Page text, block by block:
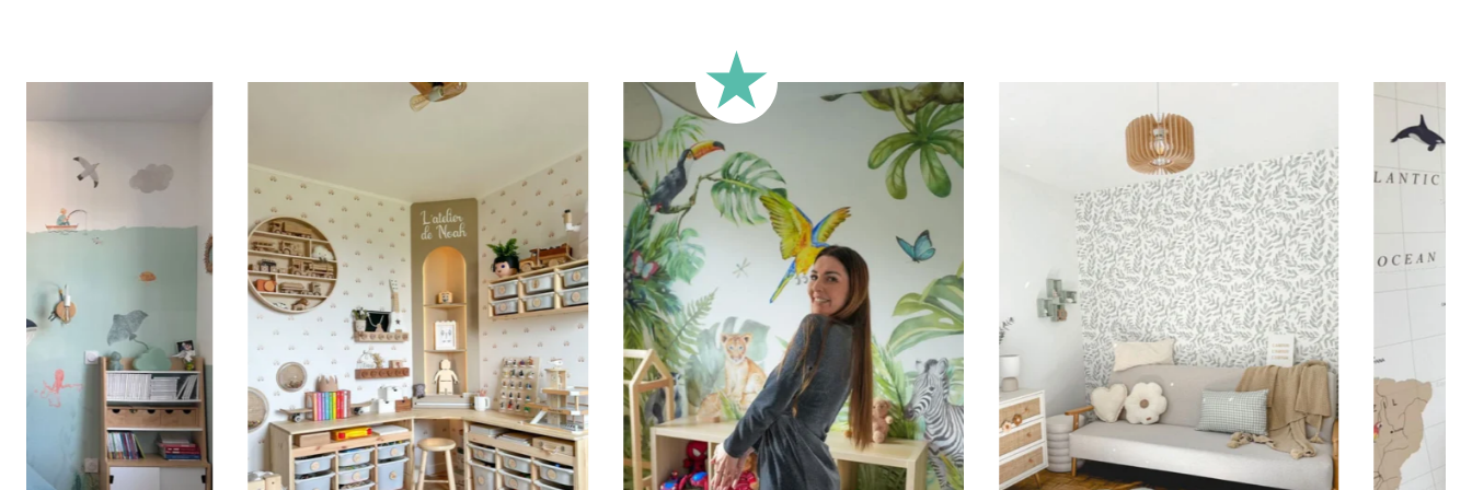
Demi-hauteur
Parfait pour les murs avec soubassement (moulures en partie basse) ou pour les
murs très longs.
Ce format permet de concentrer le visuel sur la partie supérieure du mur.
🔹 XXL
Conçu pour les très grands murs, afin d’obtenir un visuel ample et immersif.
🔹
Vertical
Adapté aux espaces où la hauteur est plus importante que la largeur (montées
d’escalier, pans de mur étroits, etc.).